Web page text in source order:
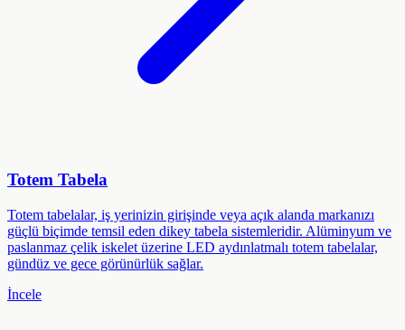
Totem Tabela
Totem tabelalar, iş yerinizin girişinde veya açık alanda markanızı
güçlü biçimde temsil eden dikey tabela sistemleridir. Alüminyum ve
paslanmaz çelik iskelet üzerine LED aydınlatmalı totem tabelalar,
gündüz ve gece görünürlük sağlar.
İncele